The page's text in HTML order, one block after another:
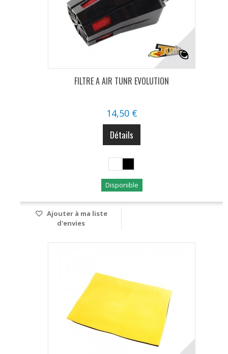
FILTRE A AIR TUNR EVOLUTION
14,50 €
Détails
Disponible
Ajouter à ma liste
d'envies